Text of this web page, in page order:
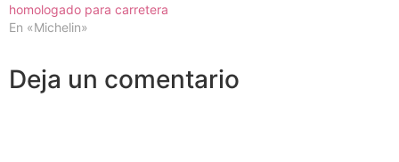
homologado para carretera
En «Michelin»
Deja un comentario